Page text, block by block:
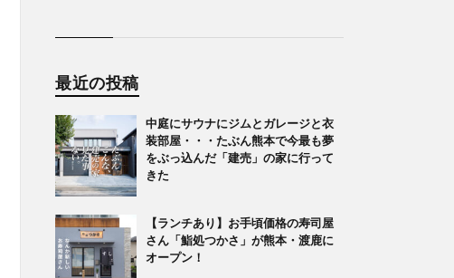
最近の投稿
中庭にサウナにジムとガレージと衣
装部屋・・・たぶん熊本で今最も夢
をぶっ込んだ「建売」の家に行って
きた
【ランチあり】お手頃価格の寿司屋
さん「鮨処つかさ」が熊本・渡鹿に
オープン！